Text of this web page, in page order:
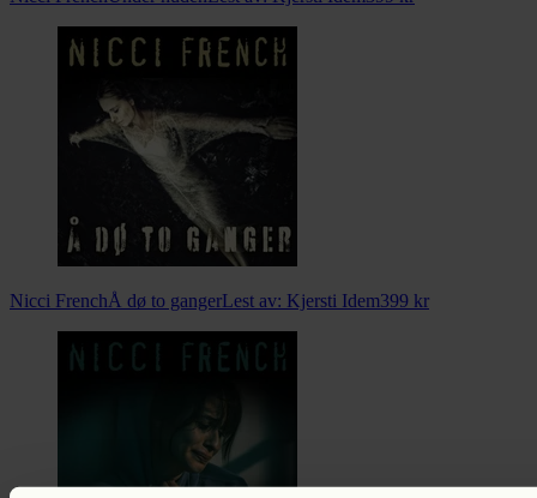
Nicci FrenchÅ dø to gangerLest av: Kjersti Idem399 kr